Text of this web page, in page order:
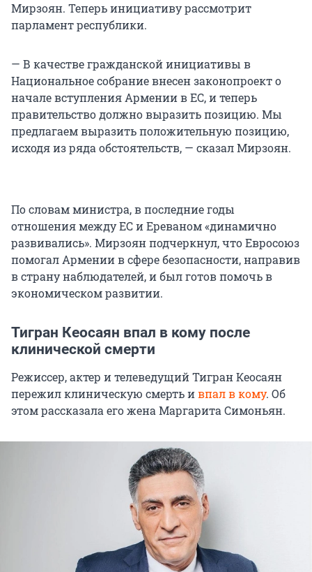
Мирзоян. Теперь инициативу рассмотрит
парламент республики.
— В качестве гражданской инициативы в
Национальное собрание внесен законопроект о
начале вступления Армении в ЕС, и теперь
правительство должно выразить позицию. Мы
предлагаем выразить положительную позицию,
исходя из ряда обстоятельств, — сказал Мирзоян.
По словам министра, в последние годы
отношения между ЕС и Ереваном «динамично
развивались». Мирзоян подчеркнул, что Евросоюз
помогал Армении в сфере безопасности, направив
в страну наблюдателей, и был готов помочь в
экономическом развитии.
Тигран Кеосаян впал в кому после
клинической смерти
Режиссер, актер и телеведущий Тигран Кеосаян
пережил клиническую смерть ивпал в кому. Об
этом рассказала его жена Маргарита Симоньян.